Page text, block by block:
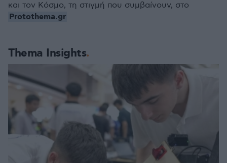
Thema Insights
και τον Κόσμο, τη στιγμή που συμβαίνουν, στο
Protothema.gr